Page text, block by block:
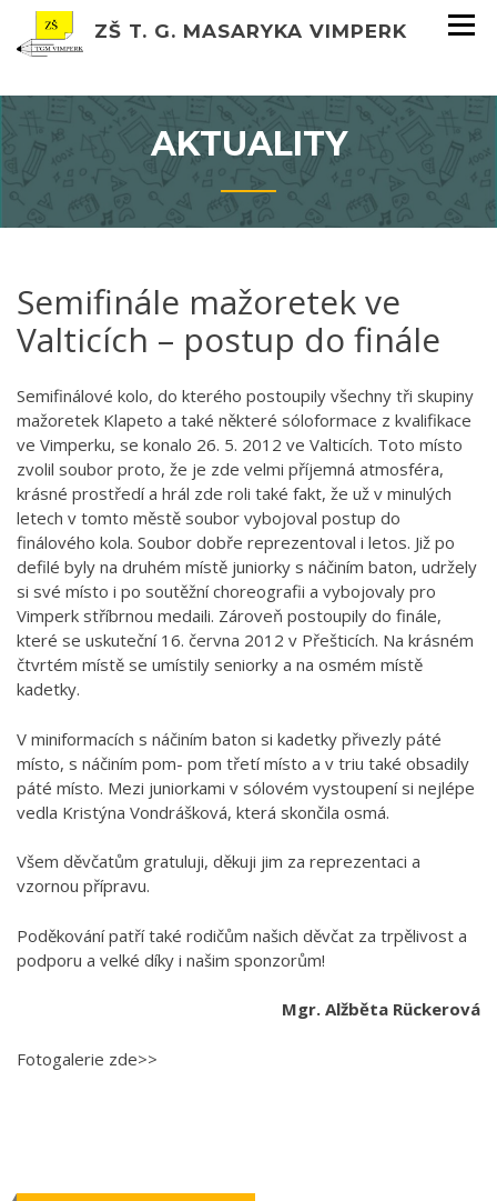
ZŠ T. G. MASARYKA VIMPERK
AKTUALITY
Semifinále mažoretek ve
Valticích – postup do finále
Semifinálové kolo, do kterého postoupily všechny tři skupiny
mažoretek Klapeto a také některé sóloformace z kvalifikace
ve Vimperku, se konalo 26. 5. 2012 ve Valticích. Toto místo
zvolil soubor proto, že je zde velmi příjemná atmosféra,
krásné prostředí a hrál zde roli také fakt, že už v minulých
letech v tomto městě soubor vybojoval postup do
finálového kola. Soubor dobře reprezentoval i letos. Již po
defilé byly na druhém místě juniorky s náčiním baton, udržely
si své místo i po soutěžní choreografii a vybojovaly pro
Vimperk stříbrnou medaili. Zároveň postoupily do finále,
které se uskuteční 16. června 2012 v Přešticích. Na krásném
čtvrtém místě se umístily seniorky a na osmém místě
kadetky.
V miniformacích s náčiním baton si kadetky přivezly páté
místo, s náčiním pom- pom třetí místo a v triu také obsadily
páté místo. Mezi juniorkami v sólovém vystoupení si nejlépe
vedla Kristýna Vondrášková, která skončila osmá.
Všem děvčatům gratuluji, děkuji jim za reprezentaci a
vzornou přípravu.
Poděkování patří také rodičům našich děvčat za trpělivost a
podporu a velké díky i našim sponzorům!
Mgr. Alžběta Rückerová
Fotogalerie zde>>